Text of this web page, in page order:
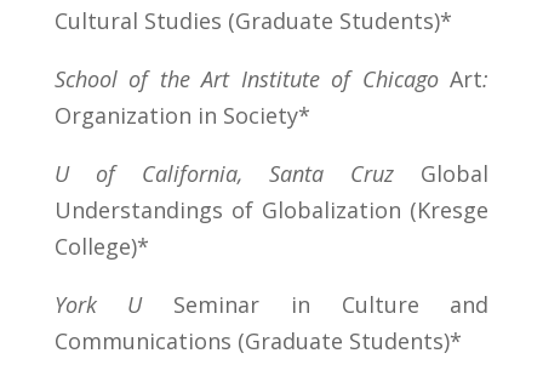
Cultural Studies (Graduate Students)*
School of the Art Institute of ChicagoArt:
Organization in Society*
U of California, Santa Cruz Global
Understandings of Globalization (Kresge
College)*
York USeminar in Culture and
Communications (Graduate Students)*